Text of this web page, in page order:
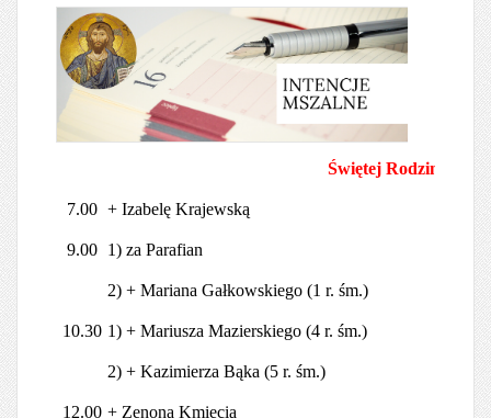
Świętej Rodziny
7.00 + Izabelę Krajewską
9.00 1) za Parafian
2) + Mariana Gałkowskiego (1 r. śm.)
10.30 1) + Mariusza Mazierskiego (4 r. śm.)
2) + Kazimierza Bąka (5 r. śm.)
12.00 + Zenona Kmiecia